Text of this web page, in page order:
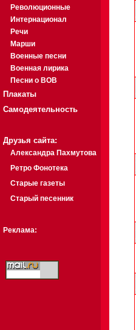
Революционные
Интернационал
Речи
Марши
Военные песни
Военная лирика
Песни о ВОВ
Плакаты
Самодеятельность
Друзья сайта:
Александра Пахмутова
Ретро Фонотека
Старые газеты
Старый песенник
Реклама: